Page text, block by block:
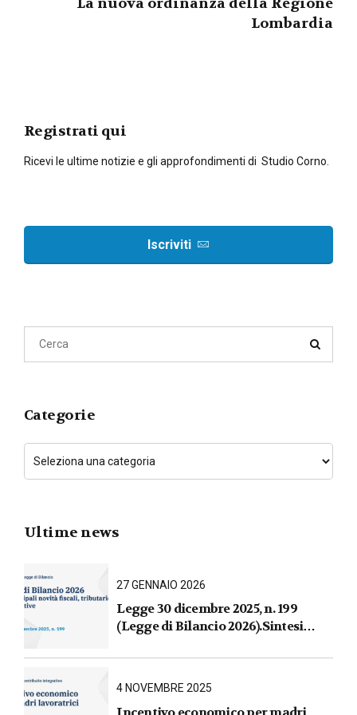
Lombardia
Registrati qui
Ricevi le ultime notizie e gli approfondimenti di Studio Corno.
Iscriviti
Categorie
Ultime news
27 GENNAIO 2026
Legge 30 dicembre 2025, n. 199
(Legge di Bilancio 2026).Sintesi
fiscali, tributarie, contributive e per
4 NOVEMBRE 2025